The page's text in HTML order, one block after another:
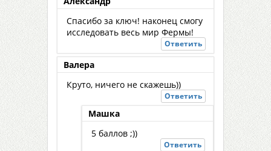
Спасибо за ключ! наконец смогу
исследовать весь мир Фермы!
Ответить
Валера
Круто, ничего не скажешь))
Ответить
Машка
5 баллов ;))
Ответить